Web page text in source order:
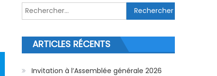
Rechercher :
ARTICLES RÉCENTS
Invitation à l’Assemblée générale 2026